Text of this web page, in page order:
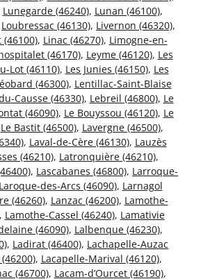
Lunegarde (46240), Lunan (46100),
Loubressac (46130), Livernon (46320),
, Linac (46270), Limogne-en-
(46170), Leyme (46120), Les
Lot (46110), Les Junies (46150), Les
(46300), Lentillac-Saint-Blaise
Causse (46330), Lebreil (46800), Le
(46090), Le Bouyssou (46120), Le
Le Bastit (46500), Lavergne (46500),
, Laval-de-Cère (46130), Lauzès
(46210), Latronquière (46210),
, Lascabanes (46800), Larroque-
Laroque-des-Arcs (46090), Larnagol
(46260), Lanzac (46200), Lamothe-
Lamothe-Cassel (46240), Lamativie
(46090), Lalbenque (46230),
, Ladirat (46400), Lachapelle-Auzac
, Lacapelle-Marival (46120),
(46700), Lacam-d’Ourcet (46190),